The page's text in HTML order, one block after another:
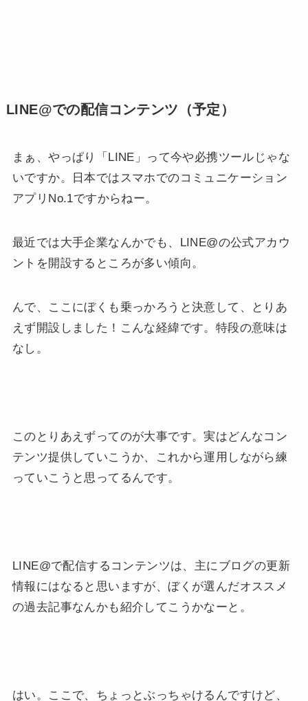
LINE@での配信コンテンツ（予定）
まぁ、やっぱり「LINE」って今や必携ツールじゃな
いですか。日本ではスマホでのコミュニケーション
アプリNo.1ですからねー。
最近では大手企業なんかでも、LINE@の公式アカウ
ントを開設するところが多い傾向。
んで、ここにぼくも乗っかろうと決意して、とりあ
えず開設しました！こんな経緯です。特段の意味は
なし。
このとりあえずってのが大事です。実はどんなコン
テンツ提供していこうか、これから運用しながら練
っていこうと思ってるんです。
LINE@で配信するコンテンツは、主にブログの更新
情報にはなると思いますが、ぼくが選んだオススメ
の過去記事なんかも紹介してこうかなーと。
はい。ここで、ちょっとぶっちゃけるんですけど、